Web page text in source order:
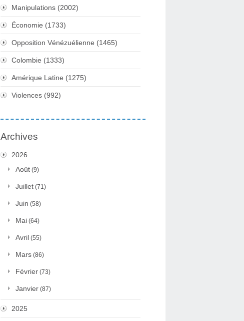
Manipulations (2002)
Économie (1733)
Opposition Vénézuélienne (1465)
Colombie (1333)
Amérique Latine (1275)
Violences (992)
Archives
2026
Août (9)
Juillet (71)
Juin (58)
Mai (64)
Avril (55)
Mars (86)
Février (73)
Janvier (87)
2025